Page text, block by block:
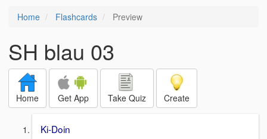
Home Flashcards Preview
SH blau 03
Home Get App Take Quiz Create
Ki-Doin